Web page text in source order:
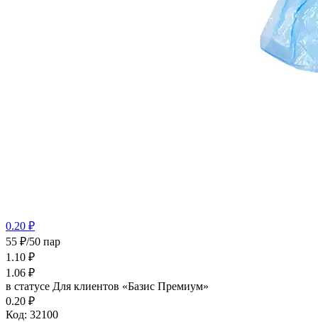
0.20 ₽
55 ₽/50 пар
1.10 ₽
1.06 ₽
в статусе Для клиентов «Базис Премиум»
0.20 ₽
Код: 32100